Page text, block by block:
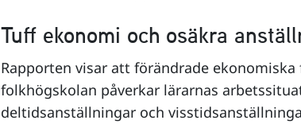
Tuff ekonomi och osäkra
Rapporten visar att förändrade
folkhögskolan påverkar lärarnas
deltidsanställningar och